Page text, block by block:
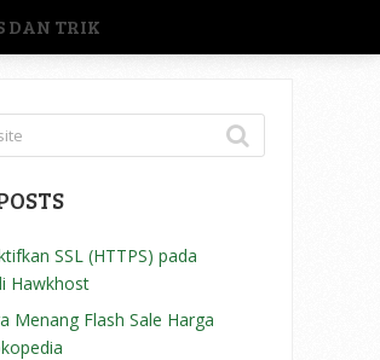
DAN TRIK
SSL (HTTPS) pada
Hawkhost
Menang Flash Sale Harga